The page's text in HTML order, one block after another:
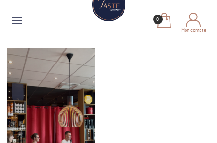
Mon compte